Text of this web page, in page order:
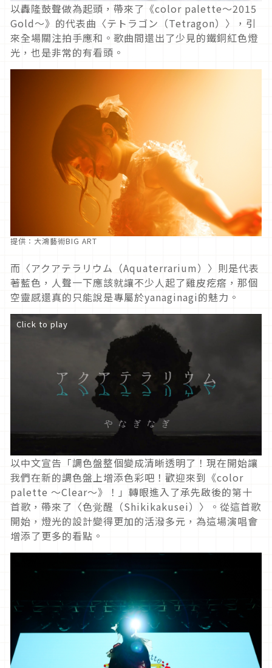
以轟隆鼓聲做為起頭，帶來了《color palette～2015
Gold～》的代表曲〈テトラゴン（Tetragon）〉，引
來全場關注拍手應和。歌曲間還出了少見的鐵銅紅色燈
光，也是非常的有看頭。
提供：大鴻藝術BIG ART
而〈アクアテラリウム（Aquaterrarium）〉則是代表
著藍色，人聲一下應該就讓不少人起了雞皮疙瘩，那個
空靈感還真的只能說是專屬於yanaginagi的魅力。
Click to play
以中文宣告「調色盤整個變成清晰透明了！現在開始讓
我們在新的調色盤上增添色彩吧！歡迎來到《color
palette ～Clear～》！」轉眼進入了承先啟後的第十
首歌，帶來了〈色覚醒（Shikikakusei）〉。從這首歌
開始，燈光的設計變得更加的活潑多元，為這場演唱會
增添了更多的看點。